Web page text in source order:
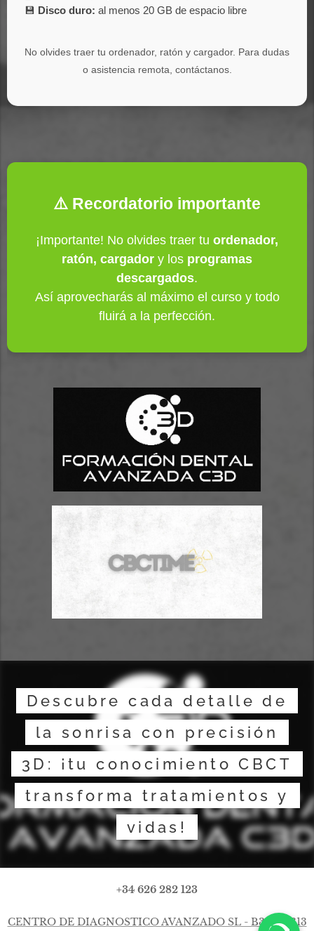
💾 Disco duro: al menos 20 GB de espacio libre
No olvides traer tu ordenador, ratón y cargador. Para dudas
o asistencia remota, contáctanos.
⚠️ Recordatorio importante
¡Importante! No olvides traer tu ordenador,
ratón, cargador y los programas
descargados.
Así aprovecharás al máximo el curso y todo
fluirá a la perfección.
Descubre cada detalle de
la sonrisa con precisión
3D: ¡tu conocimiento CBCT
transforma tratamientos y
vidas!
+34 626 282 123
CENTRO DE DIAGNOSTICO AVANZADO SL - B32460313